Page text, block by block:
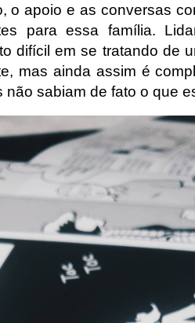
o apoio e as conversas
para essa família.
difícil em se tratando de
mas ainda assim é
não sabiam de fato o que